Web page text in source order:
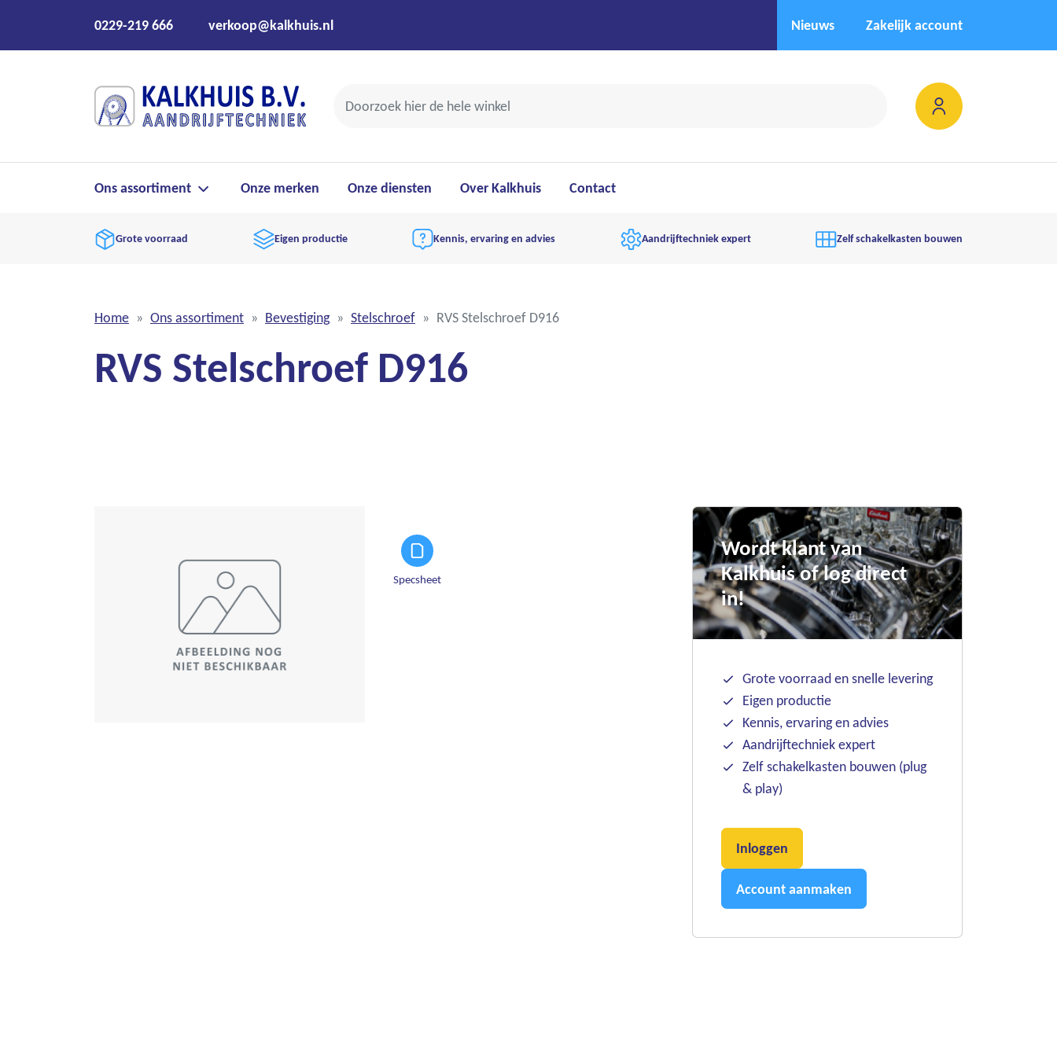
0229-219 666 verkoop@kalkhuis.nl Nieuws Zakelijk account
Ons assortiment Onze merken Onze diensten Over Kalkhuis Contact
Grote voorraad Eigen productie Kennis, ervaring en advies Aandrijftechniek expert Zelf schakelkasten bouwen
Home Ons assortiment Bevestiging Stelschroef RVS Stelschroef D916
RVS Stelschroef D916
Specsheet
Wordt klant van
Kalkhuis of log direct
in!
Grote voorraad en snelle levering
Eigen productie
Kennis, ervaring en advies
Aandrijftechniek expert
Zelf schakelkasten bouwen (plug
& play)
Inloggen
Account aanmaken